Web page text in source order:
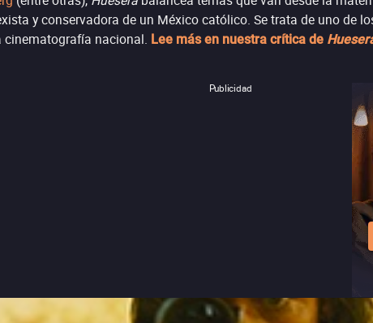
y conservadora de un México católico. Se trata de uno de
cinematografía nacional. Lee más en nuestra crítica de
Publicidad